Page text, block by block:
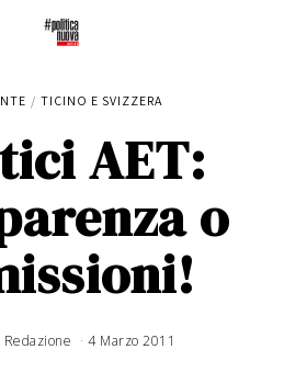
/ TICINO E SVIZZERA
AET:
o
Redazione 4 Marzo 2011